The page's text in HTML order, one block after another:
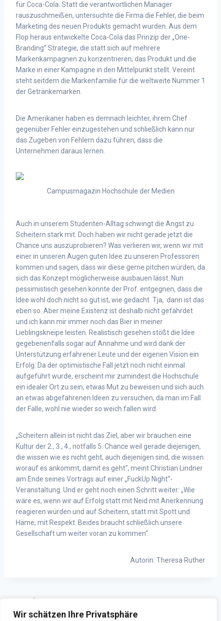
Wir schätzen Ihre Privatsphäre
für Coca-Cola. Statt die verantwortlichen Manager
rauszuschmeißen, untersuchte die Firma die Fehler, die beim
Marketing des neuen Produkts gemacht wurden. Aus dem
Flop heraus entwickelte Coca-Cola das Prinzip der „One-
Branding“ Strategie, die statt sich auf mehrere
Markenkampagnen zu konzentrieren, das Produkt und die
Marke in einer Kampagne in den Mittelpunkt stellt. Vereint
steht seitdem die Markenfamilie für die weltweite Nummer 1
der Getränkemarken.
Die Amerikaner haben es demnach leichter, ihrem Chef
gegenüber Fehler einzugestehen und schließlich kann nur
das Zugeben von Fehlern dazu führen, dass die
Unternehmen daraus lernen.
Campusmagazin Hochschule der Medien
Auch in unserem Studenten-Alltag schwingt die Angst zu
Scheitern stark mit. Doch haben wir nicht gerade jetzt die
Chance uns auszuprobieren? Was verlieren wir, wenn wir mit
einer in unseren Augen guten Idee zu unseren Professoren
kommen und sagen, dass wir diese gerne pitchen würden, da
sich das Konzept möglicherweise ausbauen lässt. Nun
pessimistisch gesehen könnte der Prof. entgegnen, dass die
Idee wohl doch nicht so gut ist, wie gedacht. Tja, dann ist das
eben so. Aber meine Existenz ist deshalb nicht gefährdet
und ich kann mir immer noch das Bier in meiner
Lieblingskneipe leisten. Realistisch gesehen stößt die Idee
gegebenenfalls sogar auf Annahme und wird dank der
Unterstützung erfahrener Leute und der eigenen Vision ein
Erfolg. Da der optimistische Fall jetzt noch nicht einmal
aufgeführt wurde, erscheint mir zumindest die Hochschule
ein idealer Ort zu sein, etwas Mut zu beweisen und sich auch
an etwas abgefahrenen Ideen zu versuchen, da man im Fall
der Fälle, wohl nie wieder so weich fallen wird.
„Scheitern allein ist nicht das Ziel, aber wir brauchen eine
Kultur der 2., 3., 4., notfalls 5. Chance weil gerade diejenigen,
die wissen wie es nicht geht, auch diejenigen sind, die wissen
worauf es ankommt, damit es geht“, meint Christian Lindner
am Ende seines Vortrags auf einer „FuckUp Night“-
Veranstaltung. Und er geht noch einen Schritt weiter: „Wie
wäre es, wenn wir auf Erfolg statt mit Neid mit Anerkennung
reagieren würden und auf Scheitern, statt mit Spott und
Häme, mit Respekt. Beides braucht schließlich unsere
Gesellschaft um weiter voran zu kommen“.
Autorin: Theresa Ruther
„Qualität? – Die haben wir Neu dabei: Greening HORADS